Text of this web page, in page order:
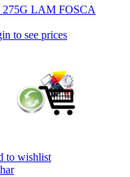
275G LAM FOSCA
to see prices
to wishlist